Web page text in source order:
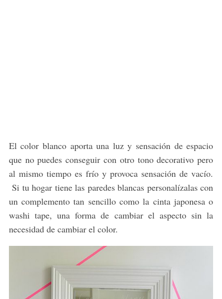
El color blanco aporta una luz y sensación de espacio
que no puedes conseguir con otro tono decorativo pero
al mismo tiempo es frío y provoca sensación de vacío.
Si tu hogar tiene las paredes blancas personalízalas con
un complemento tan sencillo como la cinta japonesa o
washi tape, una forma de cambiar el aspecto sin la
necesidad de cambiar el color.